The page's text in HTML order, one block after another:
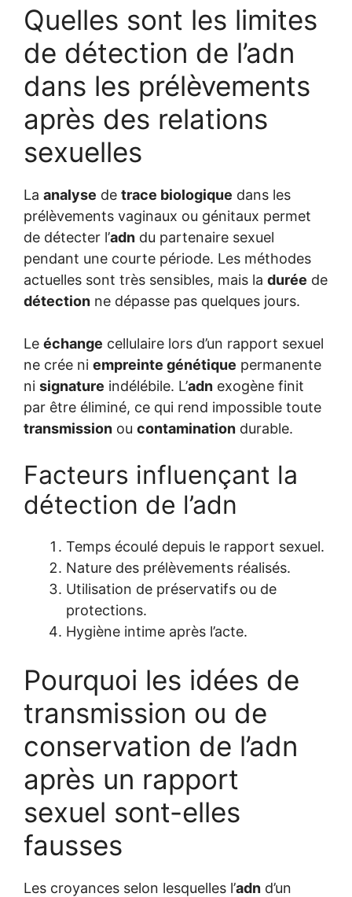
Quelles sont les limites
de détection de l’adn
dans les prélèvements
après des relations
sexuelles
La analyse de trace biologique dans les
prélèvements vaginaux ou génitaux permet
de détecter l’adn du partenaire sexuel
pendant une courte période. Les méthodes
actuelles sont très sensibles, mais la durée de
détection ne dépasse pas quelques jours.
Le échange cellulaire lors d’un rapport sexuel
ne crée ni empreinte génétique permanente
ni signature indélébile. L’adn exogène finit
par être éliminé, ce qui rend impossible toute
transmission ou contamination durable.
Facteurs influençant la
détection de l’adn
Temps écoulé depuis le rapport sexuel.
Nature des prélèvements réalisés.
Utilisation de préservatifs ou de
protections.
Hygiène intime après l’acte.
Pourquoi les idées de
transmission ou de
conservation de l’adn
après un rapport
sexuel sont-elles
fausses
Les croyances selon lesquelles l’adn d’un